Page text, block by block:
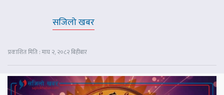
सजिलो खबर
प्रकाशित मिति : माघ २, २०८२ बिहीबार